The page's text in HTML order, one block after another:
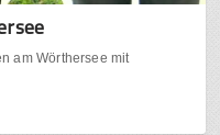
am Wörthersee mit